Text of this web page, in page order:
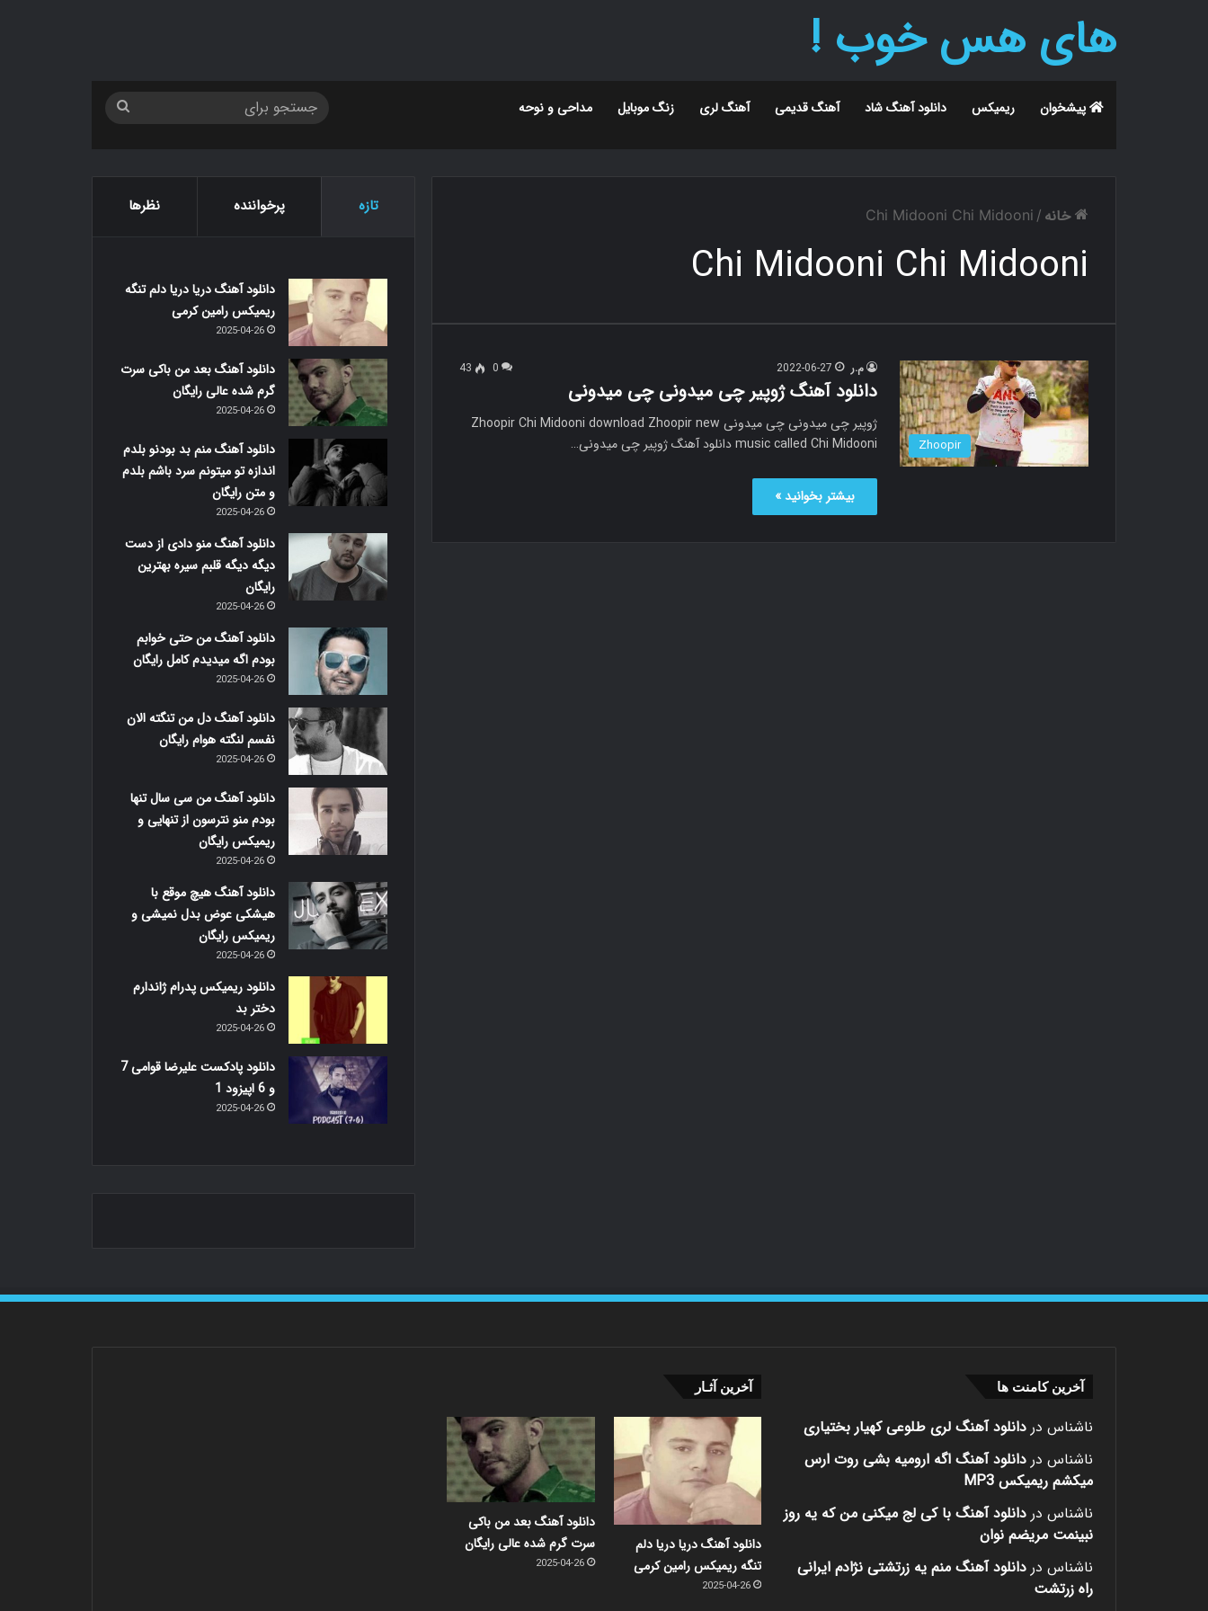
های هس خوب !
پیشخوان ریمیکس دانلود آهنگ شاد آهنگ قدیمی آهنگ لری زنگ موبایل مداحی و نوحه
خانه /
Chi Midooni Chi Midooni
Chi Midooni Chi Midooni
Zhoopir
م.ر 2022-06-27
0
43
دانلود آهنگ ژوپیر چی میدونی چی میدونی
ژوپیر چی میدونی چی میدونی Zhoopir Chi Midooni download Zhoopir new
music called Chi Midooni دانلود آهنگ ژوپیر چی میدونی…
بیشتر بخوانید »
تازه پرخواننده نظرها
دانلود آهنگ دریا دریا دلم تنگه
ریمیکس رامین کرمی
2025-04-26
دانلود آهنگ بعد من باکی سرت
گرم شده عالی رایگان
2025-04-26
دانلود آهنگ منم بد بودنو بلدم
اندازه تو میتونم سرد باشم بلدم
و متن رایگان
2025-04-26
دانلود آهنگ منو دادی از دست
دیگه دیگه قلبم سیره بهترین
رایگان
2025-04-26
دانلود آهنگ من حتی خوابم
بودم اگه میدیدم کامل رایگان
2025-04-26
دانلود آهنگ دل من تنگته الان
نفسم لنگته هوام رایگان
2025-04-26
دانلود آهنگ من سی سال تنها
بودم منو نترسون از تنهایی و
ریمیکس رایگان
2025-04-26
دانلود آهنگ هیچ موقع با
هیشکی عوض بدل نمیشی و
ریمیکس رایگان
2025-04-26
دانلود ریمیکس پدرام ژاندارم
دختر بد
2025-04-26
دانلود پادکست علیرضا قوامی 7
و 6 اپیزود 1
2025-04-26
آخرین کامنت ها
ناشناس در دانلود آهنگ لری طلوعی کهیار بختیاری
ناشناس در دانلود آهنگ اگه ارومیه بشی روت ارس
میکشم ریمیکس MP3
ناشناس در دانلود آهنگ با کی لج میکنی من که یه روز
نبینمت مریضم نوان
ناشناس در دانلود آهنگ منم یه زرتشتی نژادم ایرانی
راه زرتشت
آخرین آثـار
دانلود آهنگ دریا دریا دلم
تنگه ریمیکس رامین کرمی
2025-04-26
دانلود آهنگ بعد من باکی
سرت گرم شده عالی رایگان
2025-04-26